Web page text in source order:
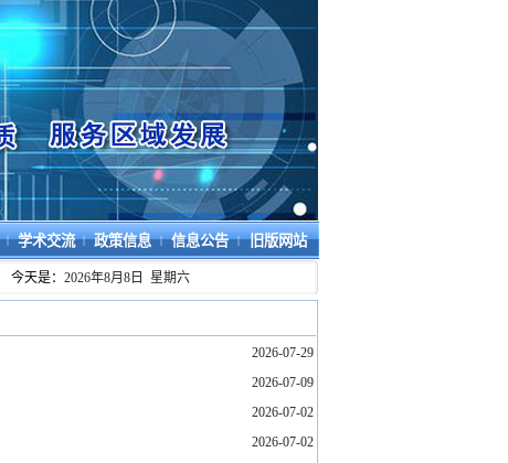
| 学术交流 | 政策信息 | 信息公告 | 旧版网站
今天是： 2026年8月8日 星期六
2026-07-29
2026-07-09
2026-07-02
2026-07-02